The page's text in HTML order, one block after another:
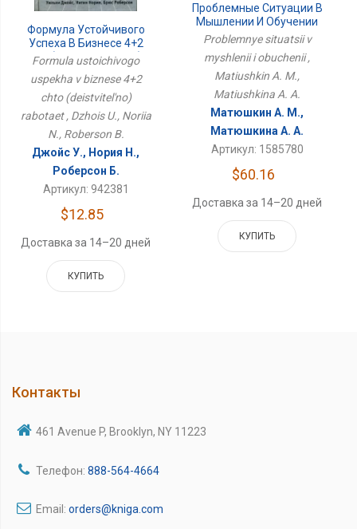
Формула Устойчивого
Успеха В Бизнесе 4+2
Что (действительно)
Formula ustoichivogo
uspekha v biznese 4+2
chto (deistvitel'no)
rabotaet , Dzhois U., Noriia
N., Roberson B.
Джойс У., Нория Н.,
Роберсон Б.
Артикул: 942381
$12.85
Доставка за 14–20 дней
КУПИТЬ
Проблемные Ситуации В
Мышлении И Обучении
Problemnye situatsii v
myshlenii i obuchenii ,
Matiushkin A. M.,
Matiushkina A. A.
Матюшкин А. М.,
Матюшкина А. А.
Артикул: 1585780
$60.16
Доставка за 14–20 дней
КУПИТЬ
Контакты
461 Avenue P, Brooklyn, NY 11223
Телефон: 888-564-4664
Email: orders@kniga.com